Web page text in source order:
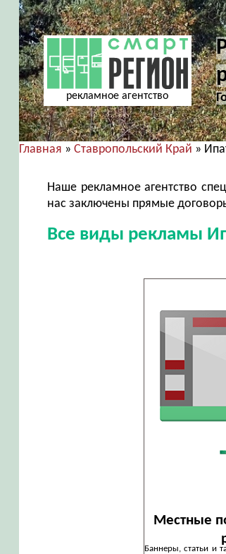
рекламное агентство
Главная » Ставропольский Край »
Наше рекламное агентство
нас заключены прямые
Все виды рекламы
Местные
Баннеры, статьи и